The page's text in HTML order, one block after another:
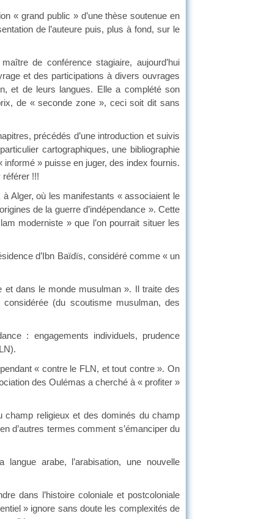
« grand public » d’une thèse soutenue en
de l’auteure puis, plus à fond, sur le
de conférence stagiaire, aujourd’hui
et des participations à divers ouvrages
et de leurs langues. Elle a complété son
de « seconde zone », ceci soit dit sans
précédés d’une introduction et suivis
cartographiques, une bibliographie
informé » puisse en juger, des index fournis.
référer !!!
Alger, où les manifestants « associaient le
de la guerre d’indépendance ». Cette
moderniste » que l’on pourrait situer les
d’Ibn Baïdïs, considéré comme « un
et dans le monde musulman ». Il traite des
(du scoutisme musulman, des
: engagements individuels, prudence
« contre le FLN, et tout contre ». On
des Oulémas a cherché à « profiter »
champ religieux et des dominés du champ
d’autres termes comment s’émanciper du
arabe, l’arabisation, une nouvelle
dans l’histoire coloniale et postcoloniale
» ignore sans doute les complexités de